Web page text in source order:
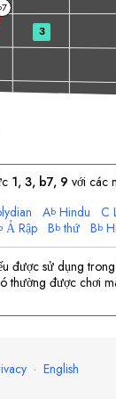
7
3
1, 3, b7, 9 với các
Ab Hindu C
Ả Rập Bb thứ Bb
được sử dụng
thường được chơi
· English